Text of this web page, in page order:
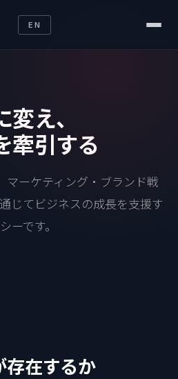
EN
え、
牽引する
マーケティング・ブランド戦
じてビジネスの成長を支援す
ーです。
存在するか